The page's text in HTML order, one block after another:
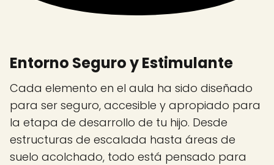
Entorno Seguro y Estimulante
Cada elemento en el aula ha sido diseñado
para ser seguro, accesible y apropiado para
la etapa de desarrollo de tu hijo. Desde
estructuras de escalada hasta áreas de
suelo acolchado, todo está pensado para